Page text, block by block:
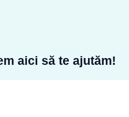
aici să te ajutăm!